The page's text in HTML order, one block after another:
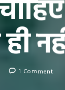
1 Comment